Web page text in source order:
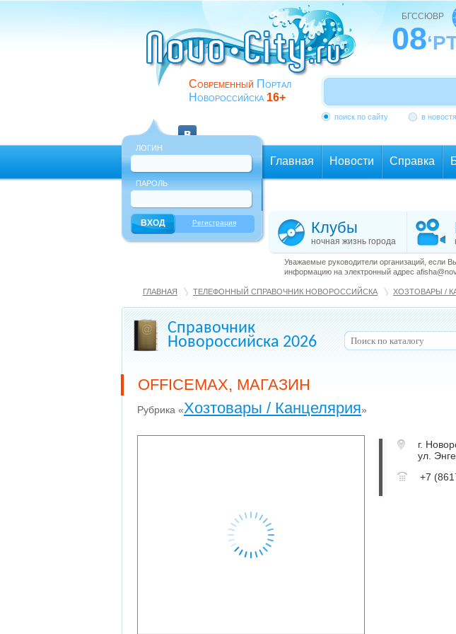
Современный Портал
Новороссийска 16+
БГССЮВР
08
поиск по сайту в
ЛОГИН
ПАРОЛЬ
Регистрация
Главная Новости Справка
Клубы
ночная жизнь города
Уважаемые руководители организаций, если
информацию на электронный адрес
ГЛАВНАЯ ТЕЛЕФОННЫЙ СПРАВОЧНИК НОВОРОССИЙСКА ХОЗТОВАРЫ /
Справочник
Новороссийска 2026
OFFICEMAX, МАГАЗИН
Рубрика «Хозтовары / Канцелярия»
г.
ул.
+7